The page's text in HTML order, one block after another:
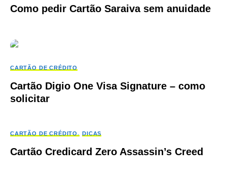
Como pedir Cartão Saraiva sem anuidade
CARTÃO DE CRÉDITO
Cartão Digio One Visa Signature – como
solicitar
CARTÃO DE CRÉDITO DICAS
Cartão Credicard Zero Assassin’s Creed